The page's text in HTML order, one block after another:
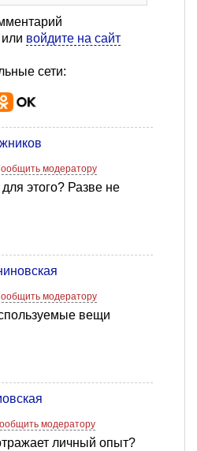
или войдите на сайт
сети:
модератору
этого? Разве не
модератору
вещи
модератору
личный опыт?